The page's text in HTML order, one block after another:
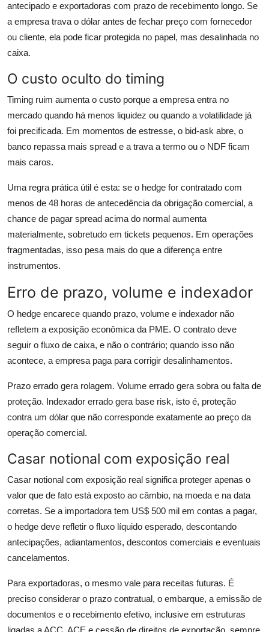
antecipado e exportadoras com prazo de recebimento longo. Se
a empresa trava o dólar antes de fechar preço com fornecedor
ou cliente, ela pode ficar protegida no papel, mas desalinhada no
caixa.
O custo oculto do timing
Timing ruim aumenta o custo porque a empresa entra no
mercado quando há menos liquidez ou quando a volatilidade já
foi precificada. Em momentos de estresse, o bid-ask abre, o
banco repassa mais spread e a trava a termo ou o NDF ficam
mais caros.
Uma regra prática útil é esta: se o hedge for contratado com
menos de 48 horas de antecedência da obrigação comercial, a
chance de pagar spread acima do normal aumenta
materialmente, sobretudo em tickets pequenos. Em operações
fragmentadas, isso pesa mais do que a diferença entre
instrumentos.
Erro de prazo, volume e indexador
O hedge encarece quando prazo, volume e indexador não
refletem a exposição econômica da PME. O contrato deve
seguir o fluxo de caixa, e não o contrário; quando isso não
acontece, a empresa paga para corrigir desalinhamentos.
Prazo errado gera rolagem. Volume errado gera sobra ou falta de
proteção. Indexador errado gera base risk, isto é, proteção
contra um dólar que não corresponde exatamente ao preço da
operação comercial.
Casar notional com exposição real
Casar notional com exposição real significa proteger apenas o
valor que de fato está exposto ao câmbio, na moeda e na data
corretas. Se a importadora tem US$ 500 mil em contas a pagar,
o hedge deve refletir o fluxo líquido esperado, descontando
antecipações, adiantamentos, descontos comerciais e eventuais
cancelamentos.
Para exportadoras, o mesmo vale para receitas futuras. É
preciso considerar o prazo contratual, o embarque, a emissão de
documentos e o recebimento efetivo, inclusive em estruturas